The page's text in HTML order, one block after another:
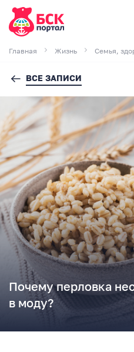
Главная Жизнь Семья,
ВСЕ ЗАПИСИ
Почему перловка
в моду?